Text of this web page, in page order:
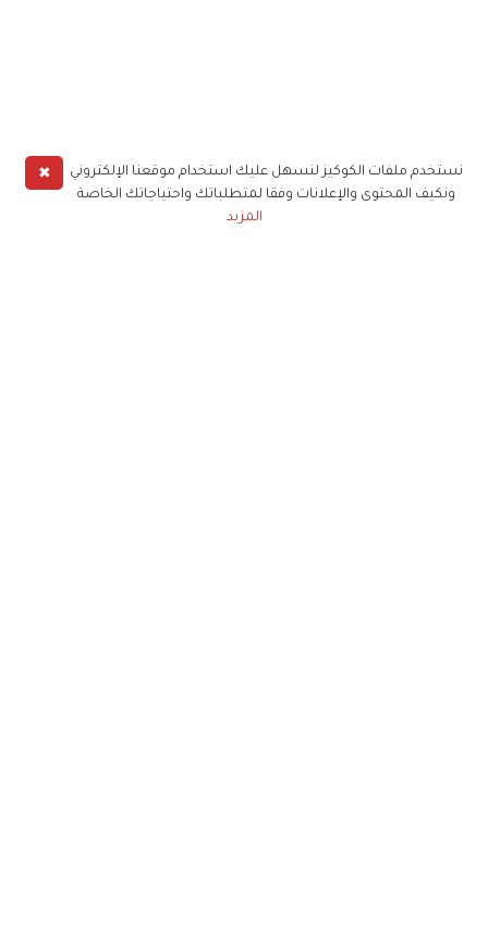
✖
نستخدم ملفات الكوكيز لنسهل عليك استخدام موقعنا الإلكتروني
ونكيف المحتوى والإعلانات وفقا لمتطلباتك واحتياجاتك الخاصة
المزيد